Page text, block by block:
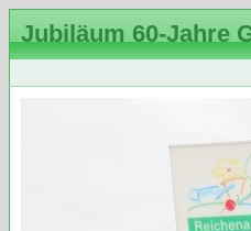
Jubiläum 60-Jahre